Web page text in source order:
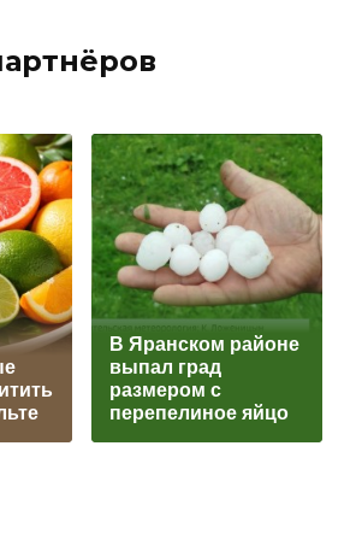
В Яранском районе
выпал град
размером с
перепелиное яйцо